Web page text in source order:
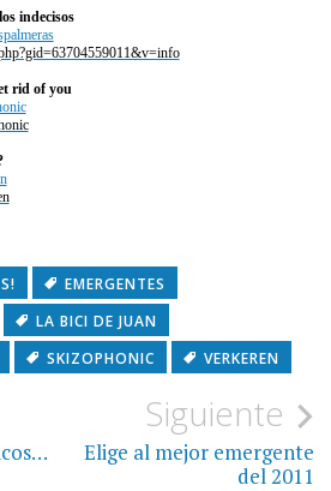
indecisos
rid of you
EMERGENTES
LA BICI DE JUAN
SKIZOPHONIC VERKEREN
Siguiente
Elige al mejor emergente
del 2011